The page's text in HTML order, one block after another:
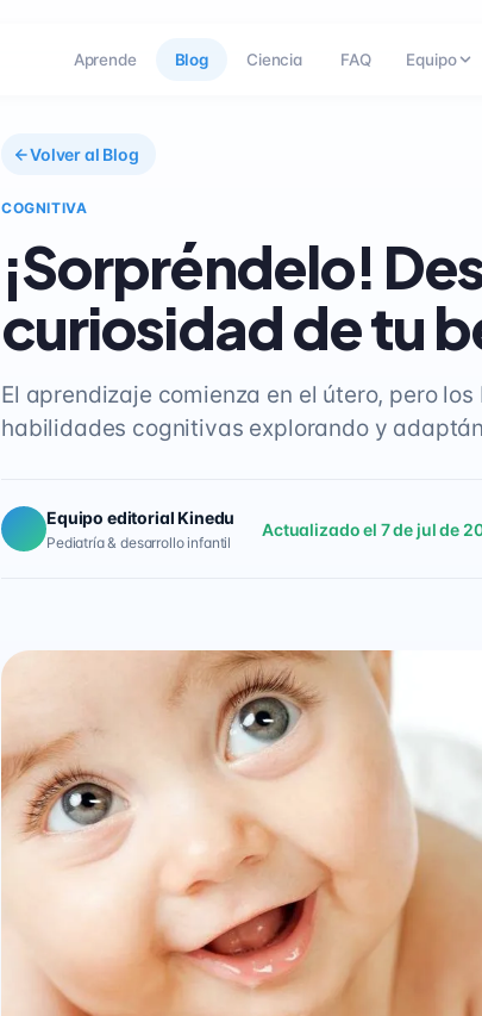
Aprende Blog Ciencia FAQ Equipo
Volver al Blog
COGNITIVA
¡Sorpréndelo!
curiosidad de tu
El aprendizaje comienza en el útero, pero
habilidades cognitivas explorando y
Equipo editorial Kinedu
Pediatría & desarrollo infantil
Actualizado el 7 de jul de